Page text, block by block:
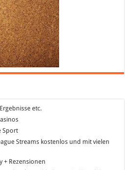
etc.
Sport
Streams kostenlos und mit vielen
+ Rezensionen